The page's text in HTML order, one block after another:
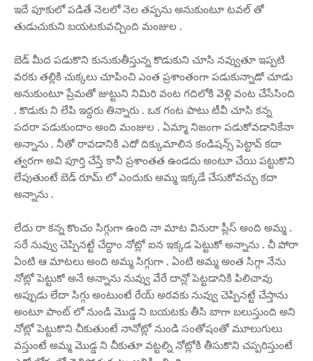
ఇదే పూకులో పడితే నెలలో నెల తప్పను అనుకుంటూ టవల్ తో
తుడుచుకుని బయటకువచ్చింది మంజుల .
బెడ్ మీద పడుకొని కునుకుతీస్తున్న కొడుకుని చూసి నవ్వుతూ ఇప్పటి
వరకు తల్లికి చుక్కలు చూపించి ఎంత ప్రశాంతంగా పడుకున్నాడో చూడు
అనుకుంటూ ప్రేమతో జుట్టుని నిమిరి వంట గదిలోకి వెళ్లి వంట చేసేసింది
. కొడుకు ని లేపి ఇద్దరు తిన్నారు . ఒక గంట పాటు టీవీ చూసి కన్న
పదరా పడుకుందాం అంది మంజుల . ఏమ్మా నిజంగా పడుకోవడానికేనా
అన్నాను . నీతో రావడానికి ఎదో దిక్కుమాలిన కండిషన్స్ పెట్టావ్ కదా
త్వరగా అవి పూర్తి చేస్తే కానీ ప్రశాంతత ఉండదు అంటూ చేయి పట్టుకొని
లేపుతుంటే బెడ్ రూమ్ లో ఎందుకు అమ్మ ఇక్కడే చేసుకోవచ్చు కదా
అన్నాను .
లేదు రా కన్న కొంచం సిగ్గుగా ఉంది నా మాట వినురా ప్లీస్ అంది అమ్మ .
సరే నువ్వు చెప్పినట్టే చేద్దాం నోట్లో ఐన ఇక్కడ పెట్టుకో అన్నాను . చీ పోరా
ఏంటి ఆ మాటలు అంది అమ్మ సిగ్గుగా . ఏంటి అమ్మ అంత సిగ్గా నేను
నోట్లో పెట్టుకో అనే అన్నాను నువ్వు వేరే దాన్లో పెట్టడానికి పిలిచావు
అప్పుడు లేదా సిగ్గు అంటుంటే రేయ్ అరవకు నువ్వు చెప్పినట్టే చేస్తాను
అంటూ పాంట్ లో నుండి మొడ్డ ని బయటకు తీసి బాగా బలుస్తుంది అని
నోట్లో పెట్టుకొని చీకుతుంటే నానోట్లో నుండి సంతోషంతో మూలుగులు
వస్తుంటే అమ్మ మొడ్డ ని చీకుతూ వట్టల్ని నోట్లోకి తీసుకొని చప్పరిస్తుంటే